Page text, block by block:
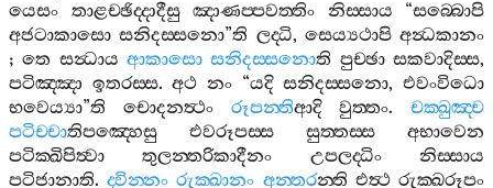
යෙසං
තාළච‍්ඡිද‍්දාදීසු ඤාණප‍්පවත‍්තිං නිස‍්සාය “සබ‍්බොපි
අජටාකාසො සනිදස‍්සනො”ති ලද‍්ධි, සෙය්‍යථාපි අන්‍ධකානං
;තෙ සන්‍ධාය ආකාසො සනිදස‍්සනොති පුච‍්ඡා සකවාදිස‍්ස,
පටිඤ‍්ඤා ඉතරස‍්ස.අථ නං “යදි සනිදස‍්සනො,එවංවිධො
භවෙය්‍යා”ති චොදනත්‍ථං රූපන‍්තිආදි වුත‍්තං. චක‍්ඛුඤ‍්ච
පටිච‍්චාතිපඤ‍්හෙසු එවරූපස‍්ස සුත‍්තස‍්ස
අභාවෙන
පටික‍්ඛිපිත්‍වා
තුලන‍්තරිකාදීනං උපලද‍්ධිං
නිස‍්සාය
පටිජානාති.ද‍්වින‍්නං රුක‍්ඛානං අන‍්තරන‍්ති එත්‍ථ රුක‍්ඛරූපං